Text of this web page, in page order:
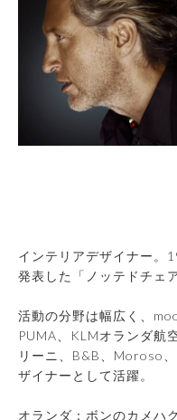
インテリアデザイナー。
発表した「ノッテドチェ
活動の分野は幅広く、
PUMA、KLMオランダ航
リーニ、B&B、Moroso
ザイナーとして活躍。
オランダ：ボンのカメハ